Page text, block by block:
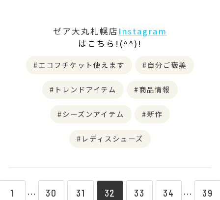
ゼア大丸札幌店 Instagram
はこちら!(^^)!
エコフチケット使えます 自分ご褒美
トレンドアイテム 商品情報
シーズンアイテム 新作
レディスシューズ
1 ⋯ 30 31 32 33 34 ⋯ 39